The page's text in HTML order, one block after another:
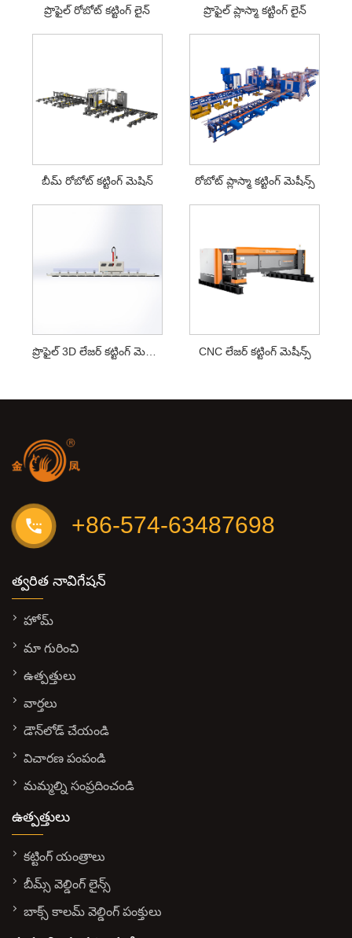
ప్రొఫైల్ రోబోట్ కట్టింగ్ లైన్ ప్రొఫైల్ ప్లాస్మా కట్టింగ్ లైన్
బీమ్ రోబోట్ కట్టింగ్ మెషిన్ రోబోట్ ప్లాస్మా కట్టింగ్ మెషీన్స్
ప్రొఫైల్ 3D లేజర్ కట్టింగ్ మెషీన్లు CNC లేజర్ కట్టింగ్ మెషీన్స్
+86-574-63487698
త్వరిత నావిగేషన్
హోమ్
మా గురించి
ఉత్పత్తులు
వార్తలు
డౌన్‌లోడ్ చేయండి
విచారణ పంపండి
మమ్మల్ని సంప్రదించండి
ఉత్పత్తులు
కట్టింగ్ యంత్రాలు
బీమ్స్ వెల్డింగ్ లైన్స్
బాక్స్ కాలమ్ వెల్డింగ్ పంక్తులు